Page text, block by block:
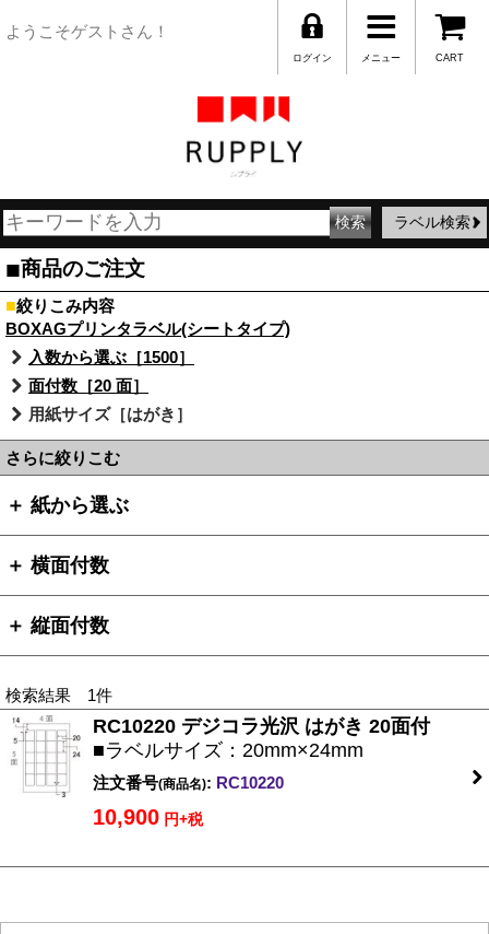
ようこそゲストさん！
CART
メニュー
ログイン
ラベル検索
■商品のご注文
■絞りこみ内容
BOXAGプリンタラベル(シートタイプ)
入数から選ぶ［1500］
面付数［20 面］
用紙サイズ［はがき］
さらに絞りこむ
＋ 紙から選ぶ
＋ 横面付数
＋ 縦面付数
検索結果 1件
RC10220 デジコラ光沢 はがき 20面付
■ラベルサイズ：20mm×24mm
注文番号(商品名): RC10220
10,900 円+税